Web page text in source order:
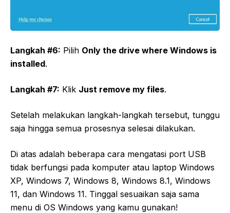
Langkah #6: Pilih Only the drive where Windows is
installed.
Langkah #7: Klik Just remove my files.
Setelah melakukan langkah-langkah tersebut, tunggu
saja hingga semua prosesnya selesai dilakukan.
Di atas adalah beberapa cara mengatasi port USB
tidak berfungsi pada komputer atau laptop Windows
XP, Windows 7, Windows 8, Windows 8.1, Windows
11, dan Windows 11. Tinggal sesuaikan saja sama
menu di OS Windows yang kamu gunakan!